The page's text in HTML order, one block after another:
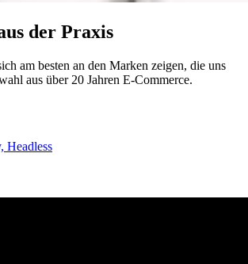
der Praxis
am besten an den Marken zeigen, die uns
aus über 20 Jahren E-Commerce.
Headless